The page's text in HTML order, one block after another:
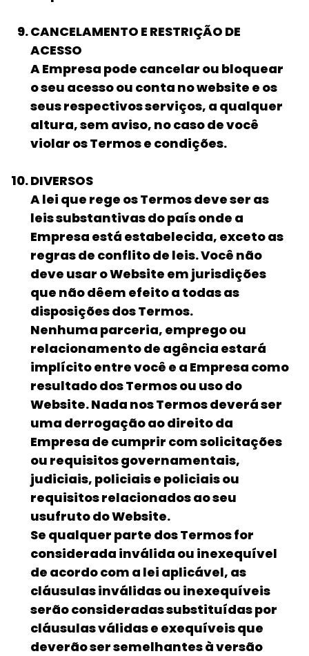
CANCELAMENTO E RESTRIÇÃO DE
ACESSO
A Empresa pode cancelar ou bloquear
o seu acesso ou conta no website e os
seus respectivos serviços, a qualquer
altura, sem aviso, no caso de você
violar os Termos e condições.
DIVERSOS
A lei que rege os Termos deve ser as
leis substantivas do país onde a
Empresa está estabelecida, exceto as
regras de conflito de leis. Você não
deve usar o Website em jurisdições
que não dêem efeito a todas as
disposições dos Termos.
Nenhuma parceria, emprego ou
relacionamento de agência estará
implícito entre você e a Empresa como
resultado dos Termos ou uso do
Website. Nada nos Termos deverá ser
uma derrogação ao direito da
Empresa de cumprir com solicitações
ou requisitos governamentais,
judiciais, policiais e policiais ou
requisitos relacionados ao seu
usufruto do Website.
Se qualquer parte dos Termos for
considerada inválida ou inexequível
de acordo com a lei aplicável, as
cláusulas inválidas ou inexequíveis
serão consideradas substituídas por
cláusulas válidas e exequíveis que
deverão ser semelhantes à versão